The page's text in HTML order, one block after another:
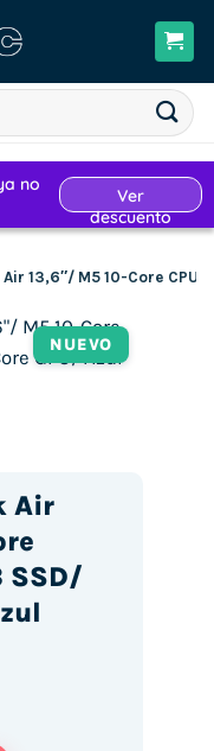
13,6″/ M5 10-Core CPU/
NUEVO
Air
SSD/